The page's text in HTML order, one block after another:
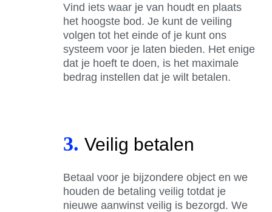
Vind iets waar je van houdt en plaats
het hoogste bod. Je kunt de veiling
volgen tot het einde of je kunt ons
systeem voor je laten bieden. Het enige
dat je hoeft te doen, is het maximale
bedrag instellen dat je wilt betalen.
3. Veilig betalen
Betaal voor je bijzondere object en we
houden de betaling veilig totdat je
nieuwe aanwinst veilig is bezorgd. We